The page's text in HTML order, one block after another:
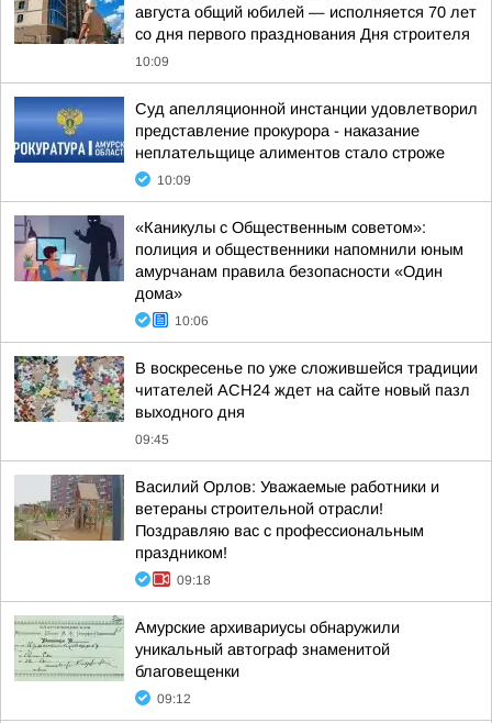
августа общий юбилей — исполняется 70 лет
со дня первого празднования Дня строителя
10:09
Суд апелляционной инстанции удовлетворил
представление прокурора - наказание
неплательщице алиментов стало строже
10:09
«Каникулы с Общественным советом»:
полиция и общественники напомнили юным
амурчанам правила безопасности «Один
дома»
10:06
В воскресенье по уже сложившейся традиции
читателей АСН24 ждет на сайте новый пазл
выходного дня
09:45
Василий Орлов: Уважаемые работники и
ветераны строительной отрасли!
Поздравляю вас с профессиональным
праздником!
09:18
Амурские архивариусы обнаружили
уникальный автограф знаменитой
благовещенки
09:12